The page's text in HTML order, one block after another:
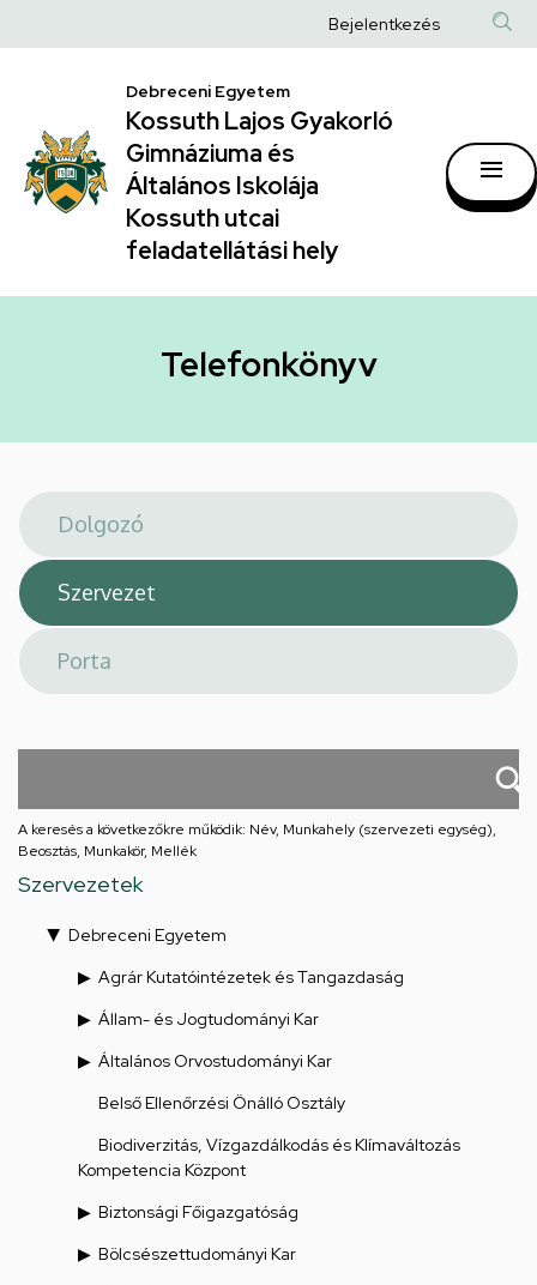
|
Kossuth
Lajos
Gyakorló
Gimnáziuma
Általános
hely
a
Anonim
fiók
Bejelentkezés
Debreceni Egyetem
Kossuth Lajos Gyakorló
Gimnáziuma és
Általános Iskolája
Kossuth utcai
feladatellátási hely
Telefonkönyv
A keresés a következőkre működik: Név, Munkahely (szervezeti egység),
Beosztás, Munkakör, Mellék
Szervezetek
Debreceni Egyetem
Agrár Kutatóintézetek és Tangazdaság
Állam- és Jogtudományi Kar
Általános Orvostudományi Kar
Belső Ellenőrzési Önálló Osztály
Biodiverzitás, Vízgazdálkodás és Klímaváltozás
Kompetencia Központ
Biztonsági Főigazgatóság
Bölcsészettudományi Kar